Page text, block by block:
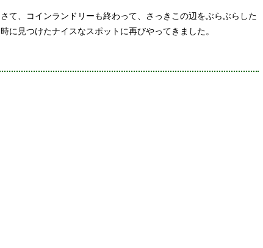
さて、コインランドリーも終わって、さっきこの辺をぶらぶらした
時に見つけたナイスなスポットに再びやってきました。